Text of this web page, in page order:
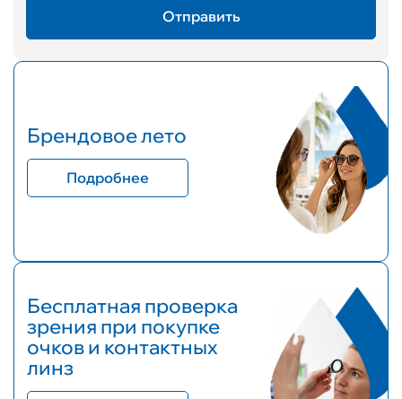
Брендовое лето
Подробнее
Бесплатная проверка
зрения при покупке
очков и контактных
линз